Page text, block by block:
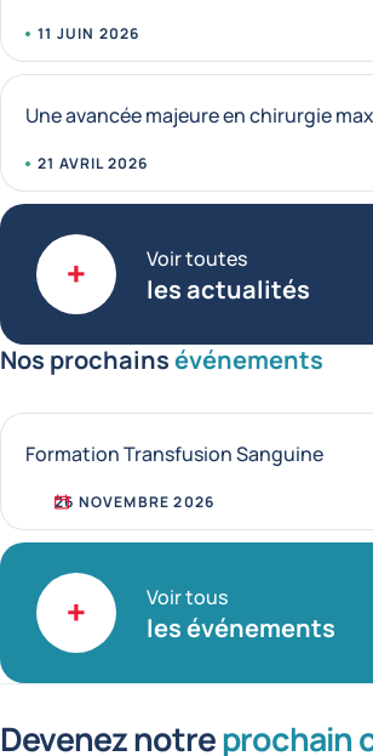
11 JUIN 2026
Une avancée majeure en chirurgie
21 AVRIL 2026
Voir toutes
les actualités
Nos prochainsévénements
Formation Transfusion Sanguine
26 NOVEMBRE 2026
Voir tous
les événements
Devenez notreprochain